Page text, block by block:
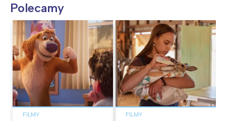
Polecamy
FILMY FILMY